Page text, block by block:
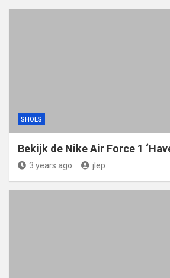
SHOES
Bekijk de Nike Air Force 1
3 years ago jlep